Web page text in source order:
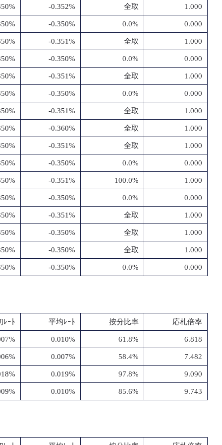
-0.352% 全取 1.000
-0.350% 0.0% 0.000
-0.351% 全取 1.000
-0.350% 0.0% 0.000
-0.351% 全取 1.000
-0.350% 0.0% 0.000
-0.351% 全取 1.000
-0.360% 全取 1.000
-0.351% 全取 1.000
-0.350% 0.0% 0.000
-0.351% 100.0% 1.000
-0.350% 0.0% 0.000
-0.351% 全取 1.000
-0.350% 全取 1.000
-0.350% 全取 1.000
-0.350% 0.0% 0.000
ﾚｰﾄ 平均ﾚｰﾄ 按分比率 応札倍率
0.010% 61.8% 6.818
0.007% 58.4% 7.482
0.019% 97.8% 9.090
0.010% 85.6% 9.743